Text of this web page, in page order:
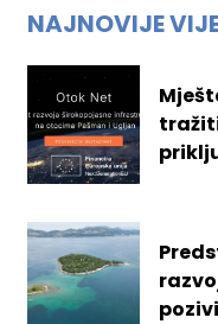
NAJNOVIJE